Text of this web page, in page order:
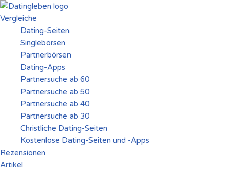
Zum
Inhalt
springen
Vergleiche
Dating-Seiten
Singlebörsen
Partnerbörsen
Dating-Apps
Partnersuche ab 60
Partnersuche ab 50
Partnersuche ab 40
Partnersuche ab 30
Christliche Dating-Seiten
Kostenlose Dating-Seiten und -Apps
Rezensionen
Artikel